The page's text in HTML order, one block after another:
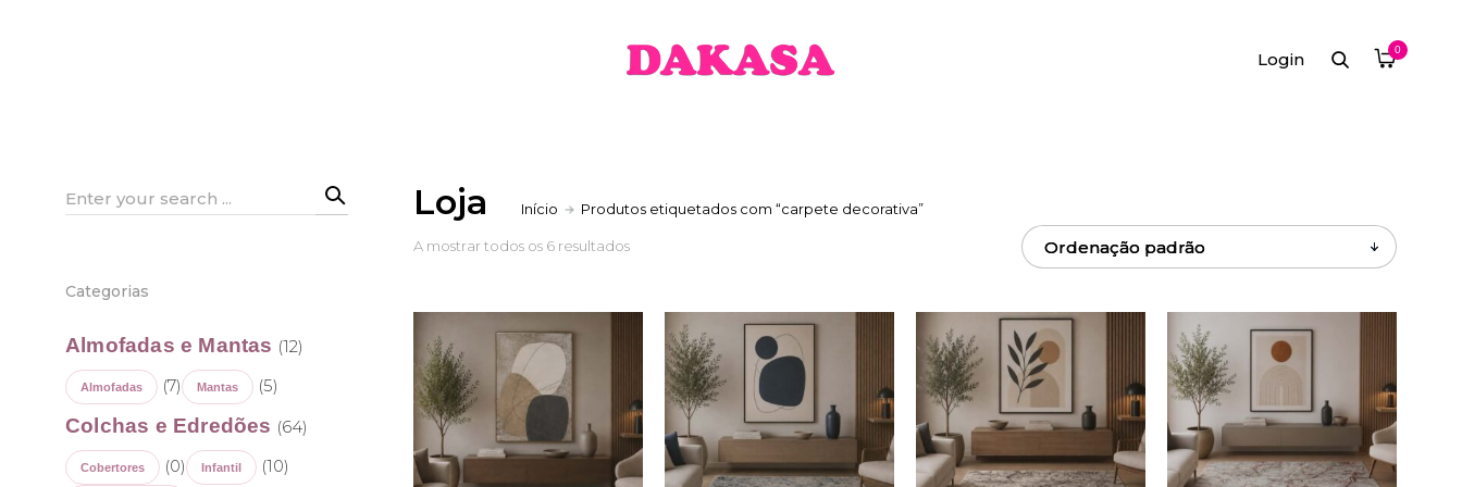
Login 0
Loja Início Produtos etiquetados com “carpete decorativa”
A mostrar todos os 6 resultados
Search
Categorias
Almofadas e Mantas (12)
Almofadas (7) Mantas (5)
Colchas e Edredões (64)
Cobertores (0) Infantil (10)